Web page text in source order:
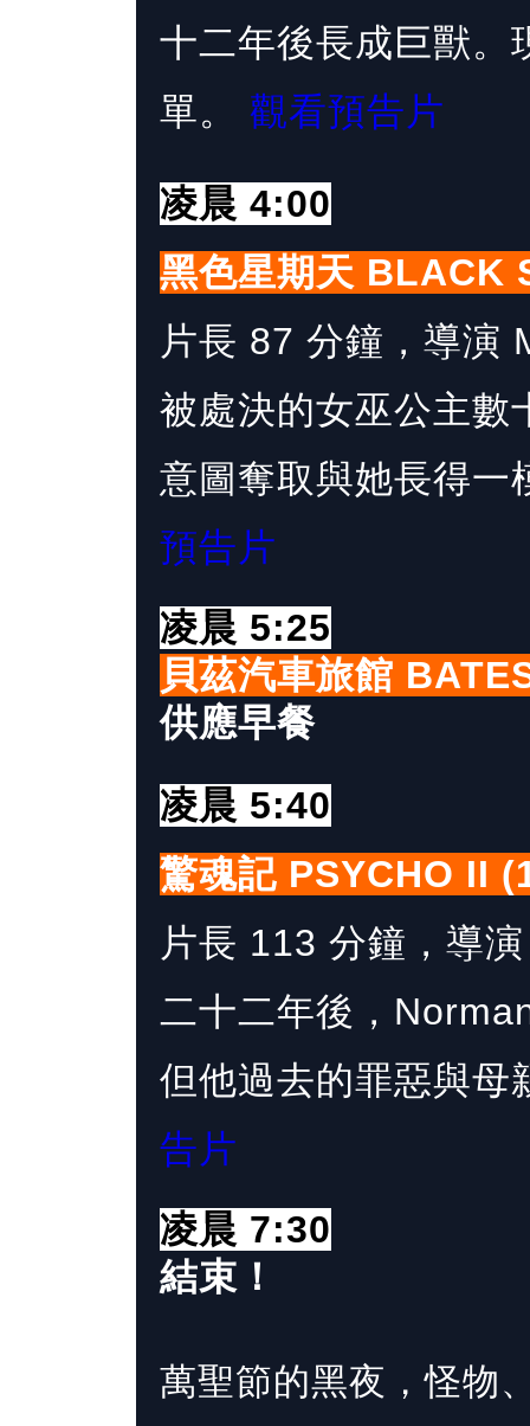
十二年後長成巨獸。
單。 觀看預告片
凌晨 4:00
黑色星期天 BLACK
片長 87 分鐘，導演
被處決的女巫公主數
意圖奪取與她長得
預告片
凌晨 5:25
貝茲汽車旅館
供應早餐
凌晨 5:40
驚魂記 PSYCHO II
片長 113 分鐘，導
二十二年後，
但他過去的罪惡與
告片
凌晨 7:30
結束！
萬聖節的黑夜，怪物